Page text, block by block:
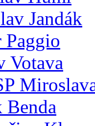
Jandák
Paggio
Votava
Benda